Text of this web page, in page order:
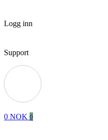
Logg inn
Support
0 NOK 0